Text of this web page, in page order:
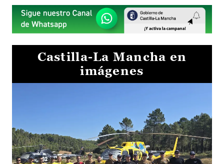
Castilla-La Mancha en
imágenes